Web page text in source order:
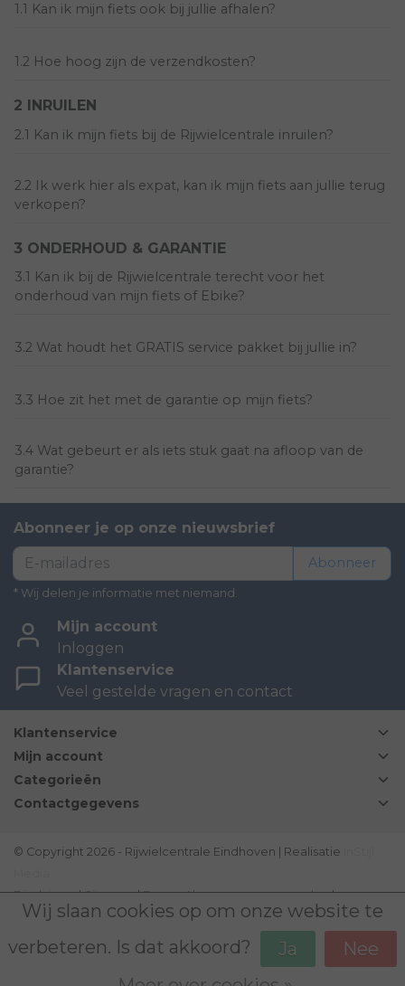
1.1 Kan ik mijn fiets ook bij jullie afhalen?
1.2 Hoe hoog zijn de verzendkosten?
2 INRUILEN
2.1 Kan ik mijn fiets bij de Rijwielcentrale inruilen?
2.2 Ik werk hier als expat, kan ik mijn fiets aan jullie terug
verkopen?
3 ONDERHOUD & GARANTIE
3.1 Kan ik bij de Rijwielcentrale terecht voor het
onderhoud van mijn fiets of Ebike?
3.2 Wat houdt het GRATIS service pakket bij jullie in?
3.3 Hoe zit het met de garantie op mijn fiets?
3.4 Wat gebeurt er als iets stuk gaat na afloop van de
garantie?
Abonneer je op onze nieuwsbrief
Abonneer
* Wij delen je informatie met niemand.
Mijn account
Inloggen
Klantenservice
Veel gestelde vragen en contact
Klantenservice
Mijn account
Categorieën
Contactgegevens
© Copyright 2026 - Rijwielcentrale Eindhoven | Realisatie
Disclaimer|Sitemap|Bovag Algemene voorwaarden|
Wij slaan cookies op om onze website te
verbeteren. Is dat akkoord?
Ja
Nee